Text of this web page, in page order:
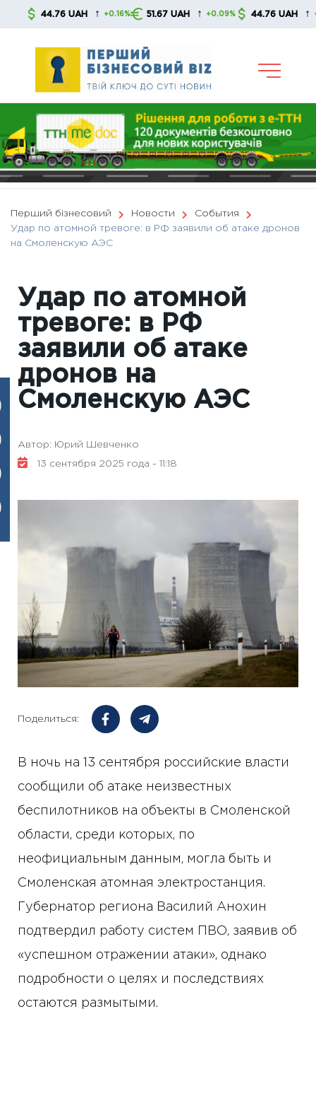
44.76 UAH ↑ +0.16% 51.67 UAH ↑ +0.09% 44.76 UAH ↑ +0.16%
Перший бізнесовий Новости
События
Удар по атомной тревоге: в РФ заявили об атаке дронов
на Смоленскую АЭС
Удар по атомной
тревоге: в РФ
заявили об атаке
дронов на
Смоленскую АЭС
Автор: Юрий Шевченко
13 сентября 2025 года - 11:18
Поделиться:
В ночь на 13 сентября российские власти
сообщили об атаке неизвестных
беспилотников на объекты в Смоленской
области, среди которых, по
неофициальным данным, могла быть и
Смоленская атомная электростанция.
Губернатор региона Василий Анохин
подтвердил работу систем ПВО, заявив об
«успешном отражении атаки», однако
подробности о целях и последствиях
остаются размытыми.